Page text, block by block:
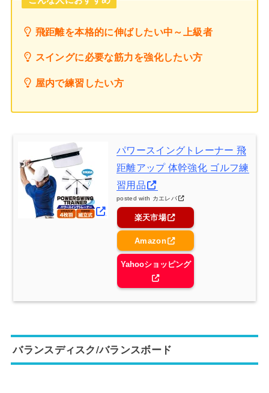
飛距離を本格的に伸ばしたい中～上級者
スイングに必要な筋力を強化したい方
屋内で練習したい方
パワースイングトレーナー 飛
距離アップ 体幹強化 ゴルフ練
習用品
posted with カエレバ
楽天市場
Amazon
Yahooショッピング
バランスディスク/バランスボード